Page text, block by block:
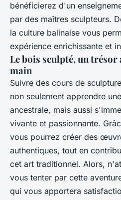
bénéficierez d'un
par des maîtres sculpteurs.
la culture balinaise vous
expérience enrichissante et
Le bois sculpté, un
main
Suivre des cours de
non seulement apprendre
ancestrale, mais aussi
vivante et passionnante.
vous pourrez créer des
authentiques, tout en
cet art traditionnel. Alors,
vous tenter par cette
qui vous apportera